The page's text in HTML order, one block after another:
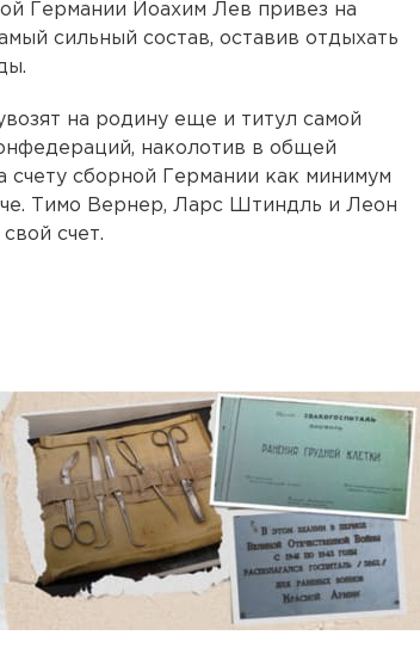
Германии Йоахим Лев привез на
сильный состав, оставив отдыхать
на родину еще и титул самой
наколотив в общей
счету сборной Германии как минимум
Тимо Вернер, Ларс Штиндль и Леон
счет.